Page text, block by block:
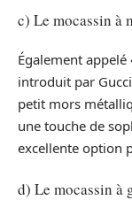
c) Le mocassin à
Également appelé
introduit par
petit mors
une touche de
excellente option
d) Le mocassin à